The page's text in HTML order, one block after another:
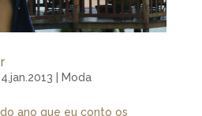
Moda
ano que eu conto os